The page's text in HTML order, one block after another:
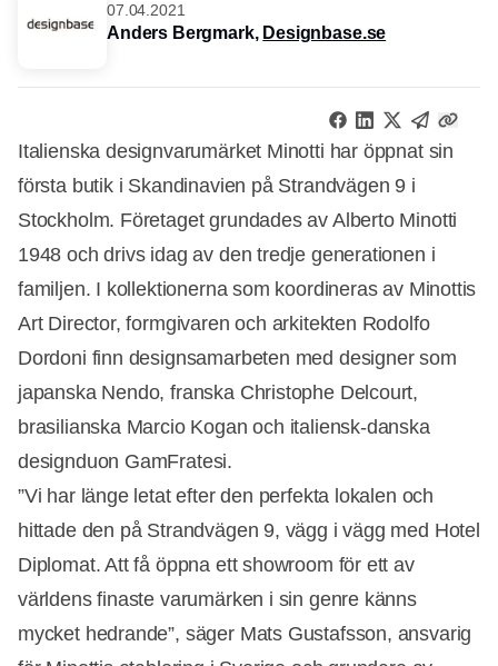
07.04.2021
Anders Bergmark, Designbase.se
Italienska designvarumärket Minotti har öppnat sin
första butik i Skandinavien på Strandvägen 9 i
Stockholm. Företaget grundades av Alberto Minotti
1948 och drivs idag av den tredje generationen i
familjen. I kollektionerna som koordineras av Minottis
Art Director, formgivaren och arkitekten Rodolfo
Dordoni finn designsamarbeten med designer som
japanska Nendo, franska Christophe Delcourt,
brasilianska Marcio Kogan och italiensk-danska
designduon GamFratesi.
”Vi har länge letat efter den perfekta lokalen och
hittade den på Strandvägen 9, vägg i vägg med Hotel
Diplomat. Att få öppna ett showroom för ett av
världens finaste varumärken i sin genre känns
mycket hedrande”, säger Mats Gustafsson, ansvarig